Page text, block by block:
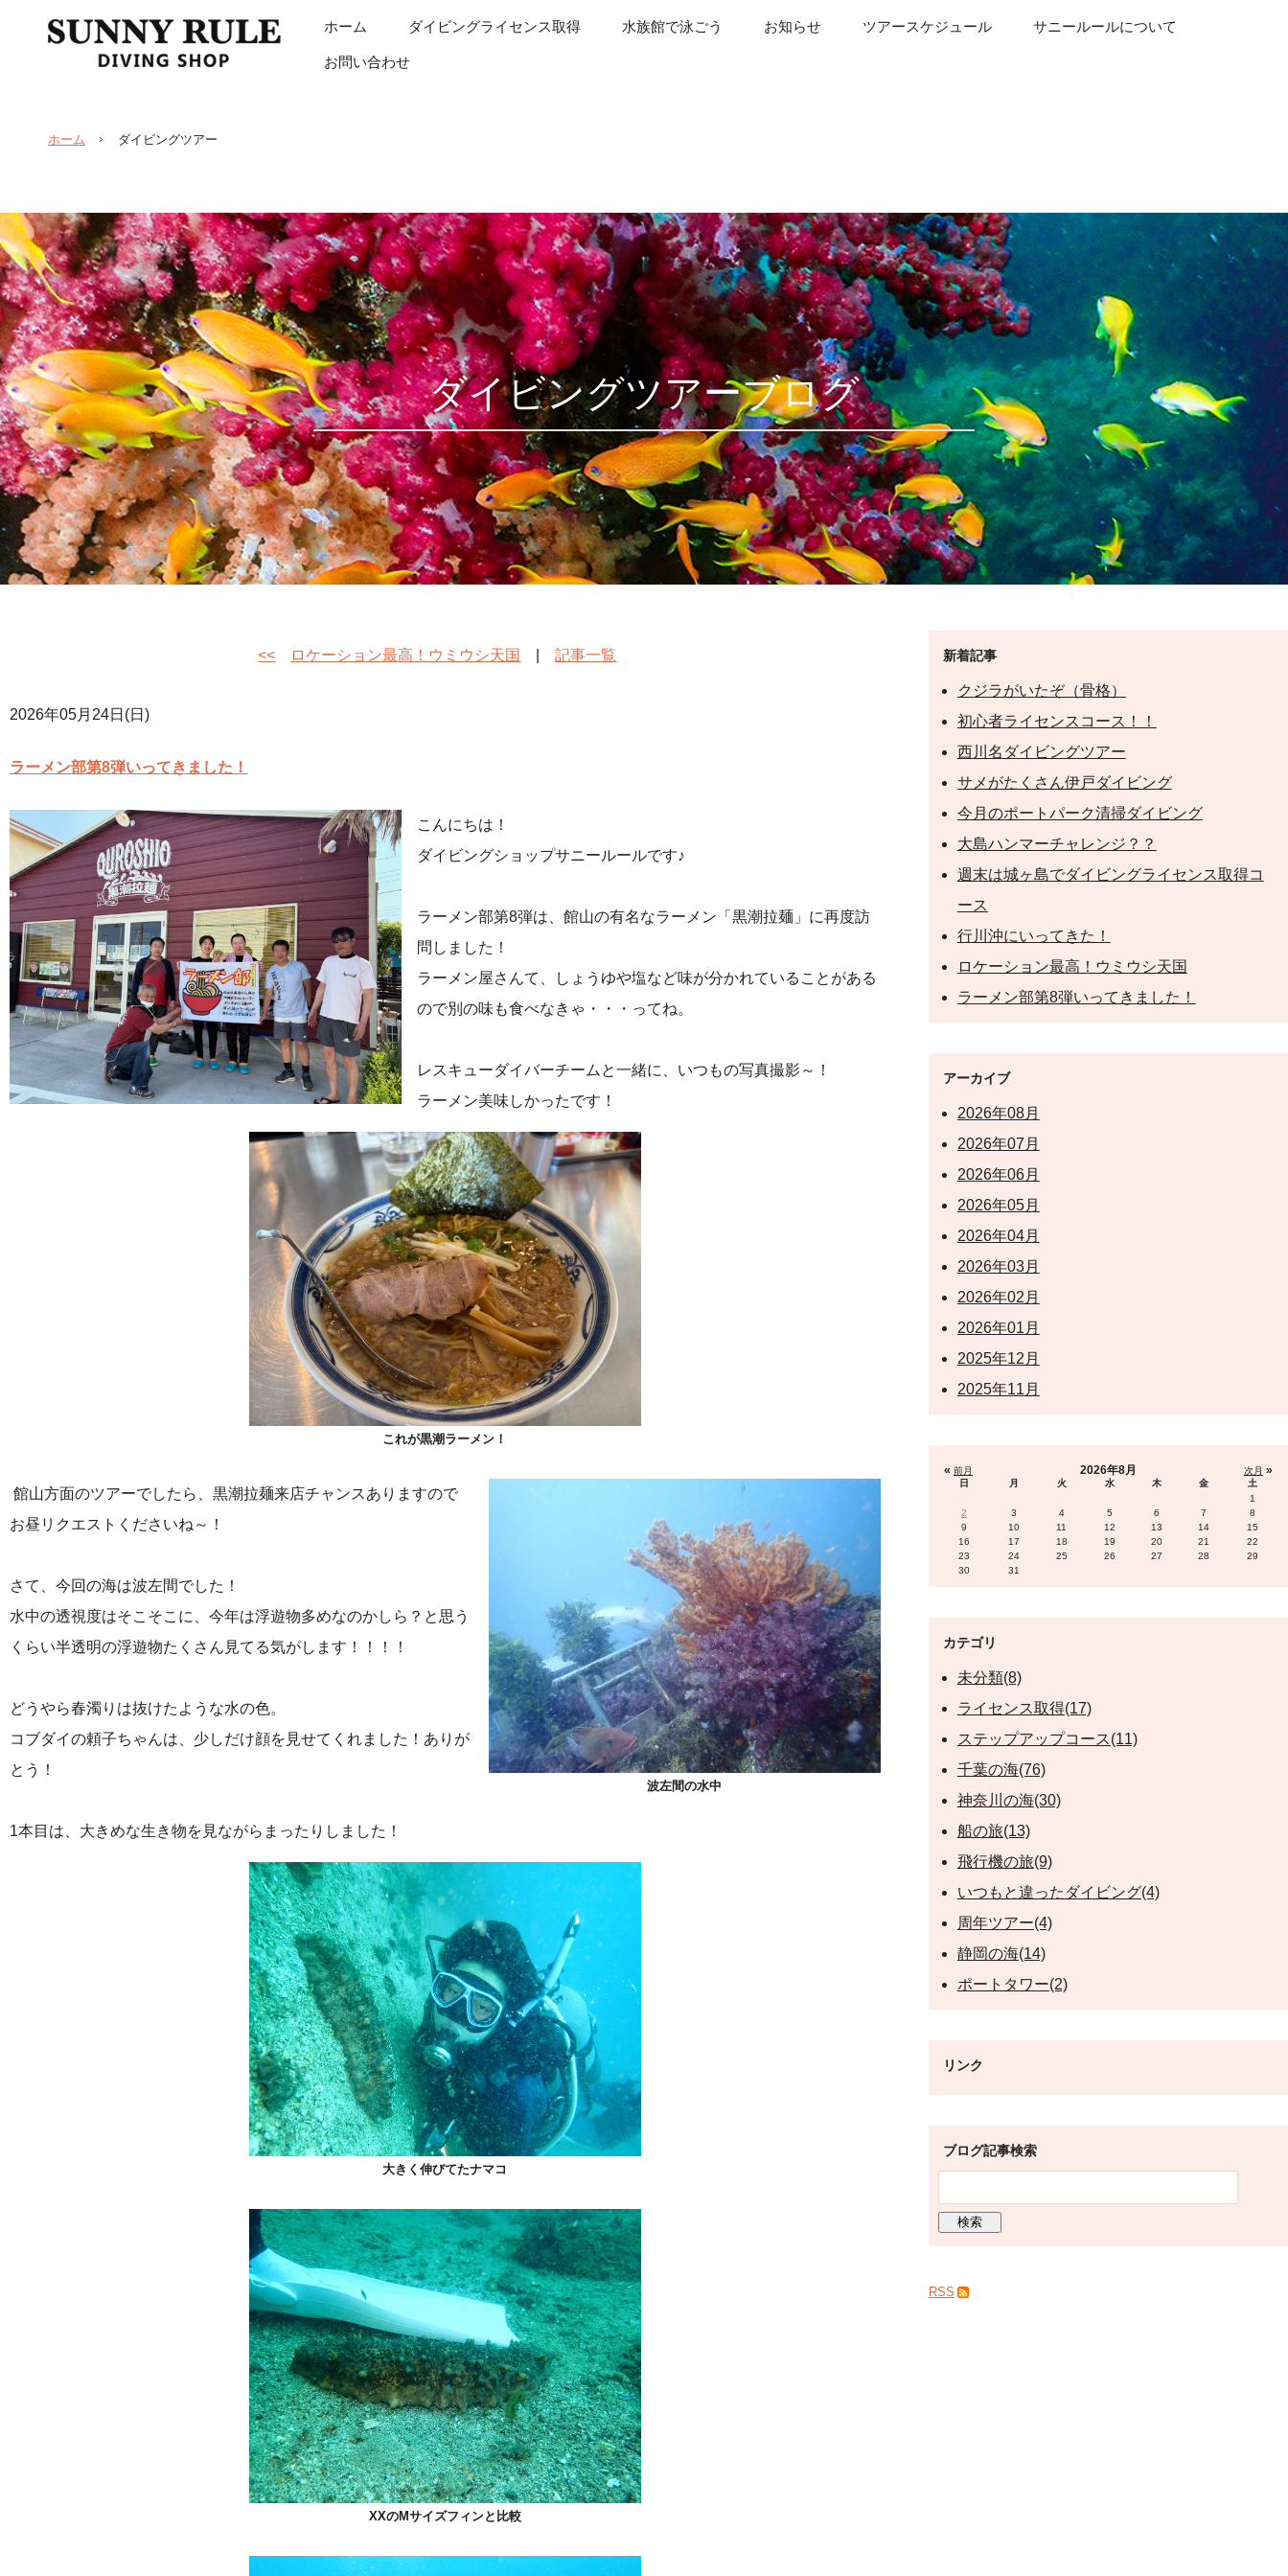
ホーム ダイビングライセンス取得 水族館で泳ごう お知らせ ツアースケジュール サニールールについて
お問い合わせ
ホーム ダイビングツアー
ダイビングツアーブログ
<< ロケーション最高！ウミウシ天国 |記事一覧
2026年05月24日(日)
ラーメン部第8弾いってきました！
こんにちは！
ダイビングショップサニールールです♪
ラーメン部第8弾は、館山の有名なラーメン「黒潮拉麺」に再度訪
問しました！
ラーメン屋さんて、しょうゆや塩など味が分かれていることがある
ので別の味も食べなきゃ・・・ってね。
レスキューダイバーチームと一緒に、いつもの写真撮影～！
ラーメン美味しかったです！
これが黒潮ラーメン！
波左間の水中
館山方面のツアーでしたら、黒潮拉麺来店チャンスありますので
お昼リクエストくださいね～！
さて、今回の海は波左間でした！
水中の透視度はそこそこに、今年は浮遊物多めなのかしら？と思う
くらい半透明の浮遊物たくさん見てる気がします！！！！
どうやら春濁りは抜けたような水の色。
コブダイの頼子ちゃんは、少しだけ顔を見せてくれました！ありが
とう！
1本目は、大きめな生き物を見ながらまったりしました！
大きく伸びてたナマコ
XXのMサイズフィンと比較
新着記事
クジラがいたぞ（骨格）
初心者ライセンスコース！！
西川名ダイビングツアー
サメがたくさん伊戸ダイビング
今月のポートパーク清掃ダイビング
大島ハンマーチャレンジ？？
週末は城ヶ島でダイビングライセンス取得コ
ース
行川沖にいってきた！
ロケーション最高！ウミウシ天国
ラーメン部第8弾いってきました！
アーカイブ
2026年08月
2026年07月
2026年06月
2026年05月
2026年04月
2026年03月
2026年02月
2026年01月
2025年12月
2025年11月
« 前月 次月 »
2026年8月
日 月 火 水 木 金
土
1
2
3 4 5 6 7
8
9
10 11 12 13 14
15
16
17 18 19 20 21
22
23
24 25 26 27 28
29
30
31
カテゴリ
未分類(8)
ライセンス取得(17)
ステップアップコース(11)
千葉の海(76)
神奈川の海(30)
船の旅(13)
飛行機の旅(9)
いつもと違ったダイビング(4)
周年ツアー(4)
静岡の海(14)
ポートタワー(2)
リンク
ブログ記事検索
RSS